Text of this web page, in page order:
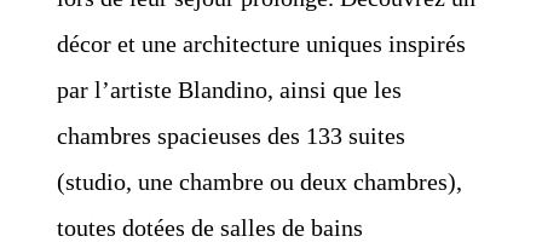
décor et une architecture uniques inspirés
par l’artiste Blandino, ainsi que les
chambres spacieuses des 133 suites
(studio, une chambre ou deux chambres),
toutes dotées de salles de bains